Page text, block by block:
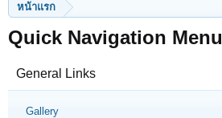
หน้าแรก
Quick Navigation Menu
General Links
Gallery